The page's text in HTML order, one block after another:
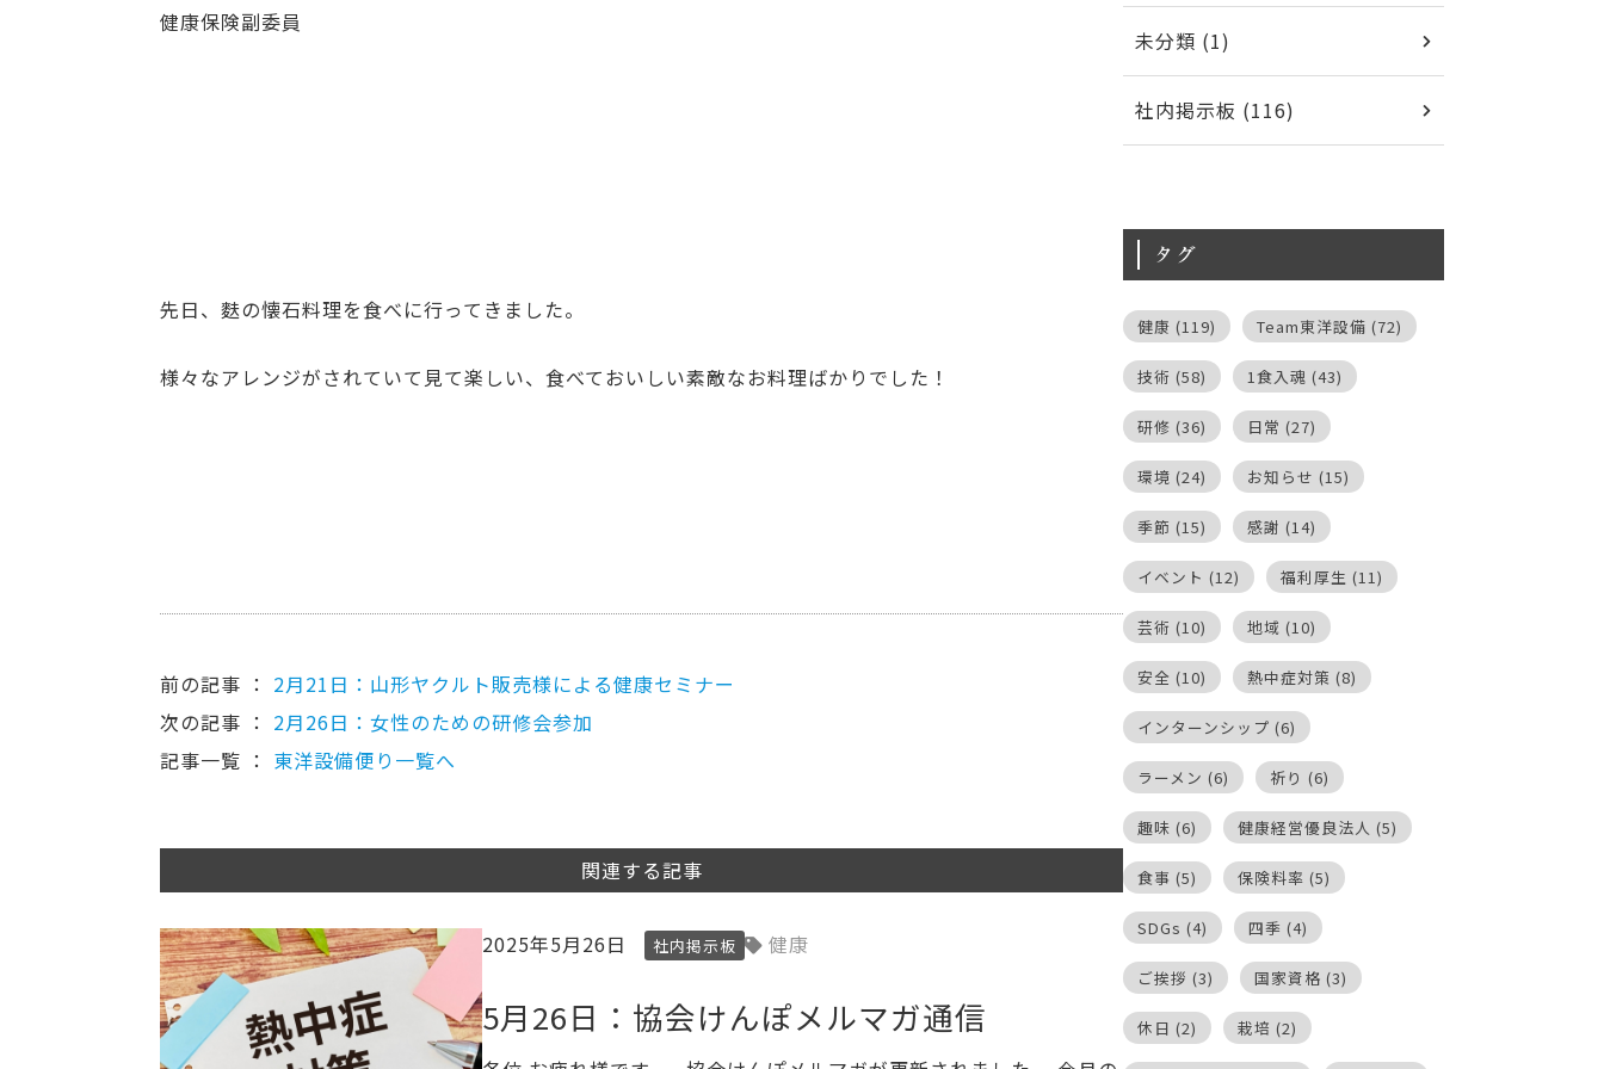
健康保険副委員
先日、麩の懐石料理を食べに行ってきました。
様々なアレンジがされていて見て楽しい、食べておいしい素敵なお料理ばかりでした！
前の記事 ： 2月21日：山形ヤクルト販売様による健康セミナー
次の記事 ： 2月26日：女性のための研修会参加
記事一覧 ： 東洋設備便り一覧へ
関連する記事
2025年5月26日 社内掲示板 健康
5月26日：協会けんぽメルマガ通信
未分類 (1)
社内掲示板 (116)
タグ
健康 (119) Team東洋設備 (72)
技術 (58) 1食入魂 (43)
研修 (36) 日常 (27)
環境 (24) お知らせ (15)
季節 (15) 感謝 (14)
イベント (12) 福利厚生 (11)
芸術 (10) 地域 (10)
安全 (10) 熱中症対策 (8)
インターンシップ (6)
ラーメン (6) 祈り (6)
趣味 (6) 健康経営優良法人 (5)
食事 (5) 保険料率 (5)
SDGs (4) 四季 (4)
ご挨拶 (3) 国家資格 (3)
休日 (2) 栽培 (2)